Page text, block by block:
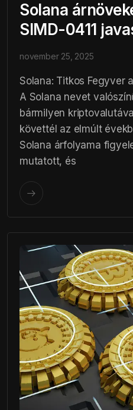
Solana
SIMD-0411
november 25, 2025
Solana: Titkos Fegyver
A Solana nevet
bármilyen
követtél az elmúlt
Solana árfolyama
mutatott, és